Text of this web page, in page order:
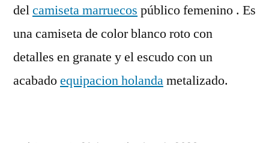
delcamiseta marruecos público femenino . Es
una camiseta de color blanco roto con
detalles en granate y el escudo con un
acabadoequipacion holandametalizado.